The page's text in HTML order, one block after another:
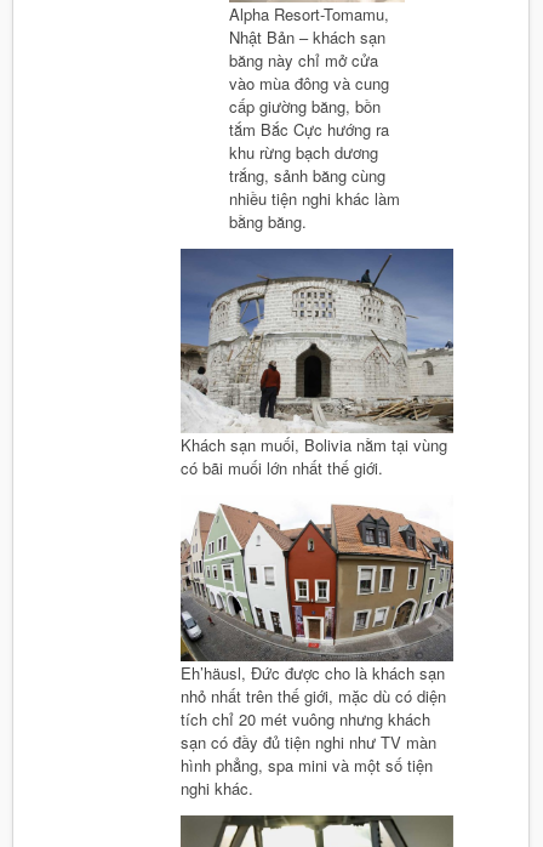
Alpha Resort-Tomamu,
Nhật Bản – khách sạn
băng này chỉ mở cửa
vào mùa đông và cung
cấp giường băng, bồn
tắm Bắc Cực hướng ra
khu rừng bạch dương
trắng, sảnh băng cùng
nhiều tiện nghi khác làm
bằng băng.
Khách sạn muối, Bolivia nằm tại vùng
có bãi muối lớn nhất thế giới.
Eh’häusl, Đức được cho là khách sạn
nhỏ nhất trên thế giới, mặc dù có diện
tích chỉ 20 mét vuông nhưng khách
sạn có đầy đủ tiện nghi như TV màn
hình phẳng, spa mini và một số tiện
nghi khác.